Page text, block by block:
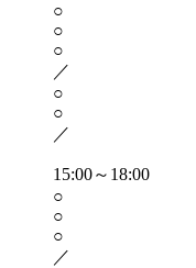
○
○
○
／
○
○
／
15:00～18:00
○
○
○
／